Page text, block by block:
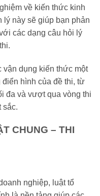
về kiến thức kinh
lý này sẽ giúp bạn phản
các dạng câu hỏi lý
vận dụng kiến thức một
hình của đề thi, từ
đa và vượt qua vòng thi
sắc.
CHUNG – THI
nghiệp, luật tổ